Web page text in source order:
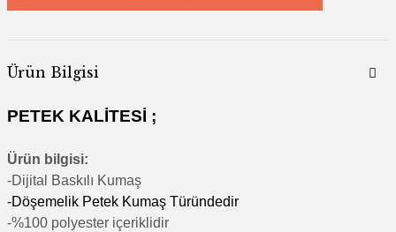
Ürün Bilgisi
PETEK KALİTESİ ;
Ürün bilgisi:
-Dijital Baskılı Kumaş
-Döşemelik Petek Kumaş Türündedir
-%100 polyester içeriklidir